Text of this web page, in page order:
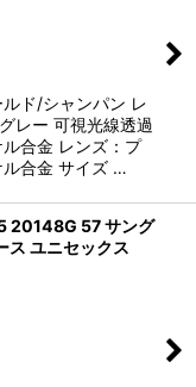
ド/シャンパン レ
レー 可視光線透過
合金 レンズ：プ
ル合金 サイズ …
20148G 57 サング
ス ユニセックス